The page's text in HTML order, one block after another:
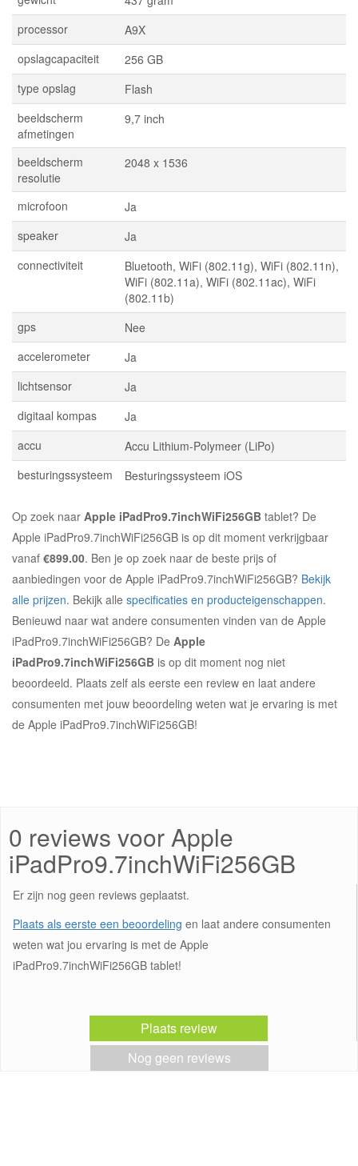
processor
A9X
opslagcapaciteit
256 GB
type opslag
Flash
beeldscherm
afmetingen
9,7 inch
beeldscherm
resolutie
2048 x 1536
microfoon
Ja
speaker
Ja
connectiviteit
Bluetooth, WiFi (802.11g), WiFi (802.11n),
WiFi (802.11a), WiFi (802.11ac), WiFi
(802.11b)
gps
Nee
accelerometer
Ja
lichtsensor
Ja
digitaal kompas
Ja
accu
Accu Lithium-Polymeer (LiPo)
besturingssysteem
Besturingssysteem iOS
Op zoek naar Apple iPadPro9.7inchWiFi256GB tablet? De
Apple iPadPro9.7inchWiFi256GB is op dit moment verkrijgbaar
vanaf €899.00. Ben je op zoek naar de beste prijs of
aanbiedingen voor de Apple iPadPro9.7inchWiFi256GB? Bekijk
alle prijzen. Bekijk alle specificaties en producteigenschappen.
Benieuwd naar wat andere consumenten vinden van de Apple
iPadPro9.7inchWiFi256GB? De Apple
iPadPro9.7inchWiFi256GB is op dit moment nog niet
beoordeeld. Plaats zelf als eerste een review en laat andere
consumenten met jouw beoordeling weten wat je ervaring is met
de Apple iPadPro9.7inchWiFi256GB!
0 reviews voor Apple
iPadPro9.7inchWiFi256GB
Er zijn nog geen reviews geplaatst.
Plaats als eerste een beoordeling en laat andere consumenten
weten wat jou ervaring is met de Apple
iPadPro9.7inchWiFi256GB tablet!
Plaats review
Nog geen reviews